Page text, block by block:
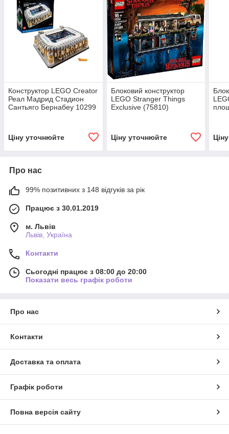
Конструктор LEGO Creator
Реал Мадрид Стадион
Сантьяго Бернабеу 10299
Ціну уточнюйте
Блоковий конструктор
LEGO Stranger Things
Exclusive (75810)
Ціну уточнюйте
Про нас
99% позитивних з 148 відгуків за рік
Працює з 30.01.2019
м. Львів
Львів, Україна
Контакти
Сьогодні працює з 08:00 до 20:00
Показати весь графік роботи
Про нас
Контакти
Доставка та оплата
Графік роботи
Повна версія сайту